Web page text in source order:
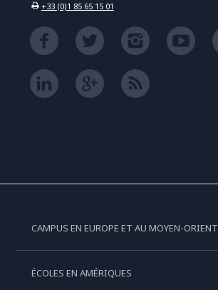
+33 (0)1 85 65 15 01
CAMPUS EN EUROPE ET AU MOYEN-ORIENT
ÉCOLES EN AMÉRIQUES